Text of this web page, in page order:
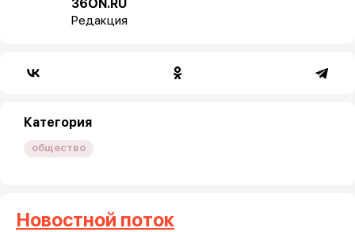
36ON.RU
Редакция
Категория
общество
Новостной поток